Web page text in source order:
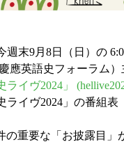
末9月8日（日）の
應英語史フォーラム
ライヴ2024」
ライヴ2024」の番組
重要な「お披露目」